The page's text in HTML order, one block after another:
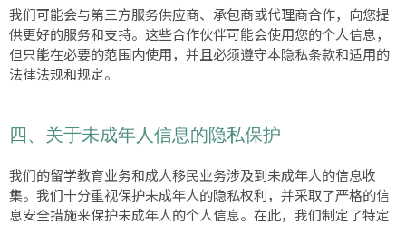
我们可能会与第三方服务供应商、承包商或代理商合作，向您提
供更好的服务和支持。这些合作伙伴可能会使用您的个人信息，
但只能在必要的范围内使用，并且必须遵守本隐私条款和适用的
法律法规和规定。
四、关于未成年人信息的隐私保护
我们的留学教育业务和成人移民业务涉及到未成年人的信息收
集。我们十分重视保护未成年人的隐私权利，并采取了严格的信
息安全措施来保护未成年人的个人信息。在此，我们制定了特定